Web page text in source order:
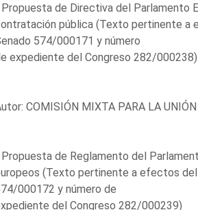
de Directiva del Parlamento
pública (Texto pertinente a
574/000171 y número
expediente del Congreso 282/000238)
COMISIÓN MIXTA PARA LA UNIÓN
de Reglamento del
(Texto pertinente a efectos del
000172 y número de
del Congreso 282/000239)